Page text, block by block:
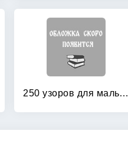
250 узоров для мальчиков и девочек